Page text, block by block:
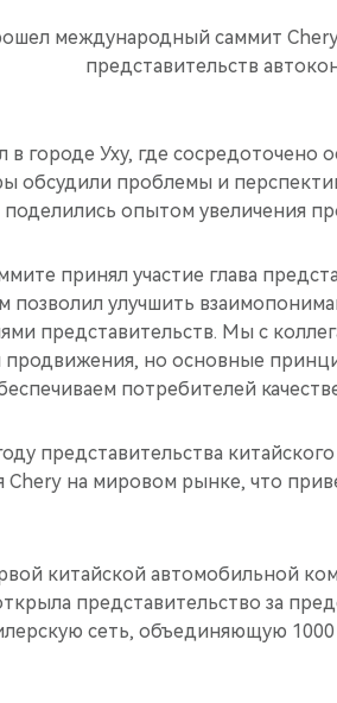
международный саммит
представительств
городе Уху, где сосредоточено
обсудили проблемы и
опытом увеличения
принял участие глава
позволил улучшить
представительств. Мы с
продвижения, но основные
потребителей
представительства
Chery на мировом рынке, что
китайской автомобильной
представительство за
сеть, объединяющую